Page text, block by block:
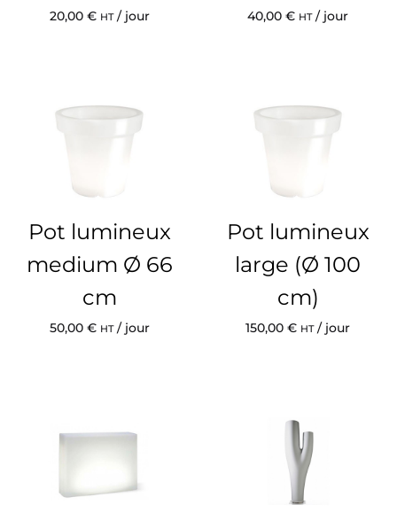
20,00 € HT/ jour 40,00 € HT/ jour
Pot lumineux
medium Ø 66
cm
50,00 € HT/ jour
Pot lumineux
large (Ø 100
cm)
150,00 € HT/ jour